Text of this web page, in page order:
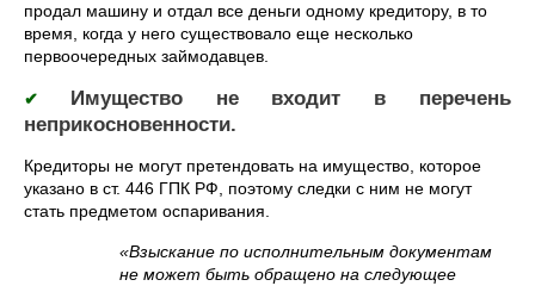
продал машину и отдал все деньги одному кредитору, в то
время, когда у него существовало еще несколько
первоочередных займодавцев.
✔
Имущество не входит в перечень
неприкосновенности.
Кредиторы не могут претендовать на имущество, которое
указано в ст. 446 ГПК РФ, поэтому следки с ним не могут
стать предметом оспаривания.
«Взыскание по исполнительным документам
не может быть обращено на следующее